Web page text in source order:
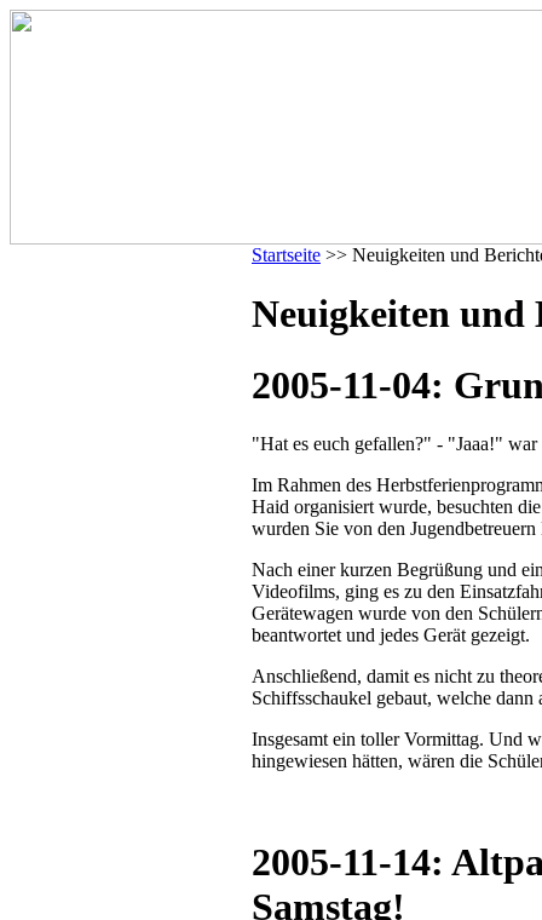
Startseite >> Neuigkeiten und
Neuigkeiten und
2005-11-04:
"Hat es euch gefallen?" - "Jaaa!"
Im Rahmen des
Haid organisiert wurde, besuchten
wurden Sie von den
Nach einer kurzen Begrüßung und
Videofilms, ging es zu den
Gerätewagen wurde von den
beantwortet und jedes Gerät gezeigt.
Anschließend, damit es nicht zu
Schiffsschaukel gebaut, welche
Insgesamt ein toller Vormittag. Und
hingewiesen hätten, wären die
2005-11-14:
Samstag!